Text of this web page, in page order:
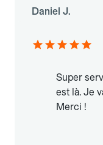
Daniel J.
Super
est là. Je
Merci !